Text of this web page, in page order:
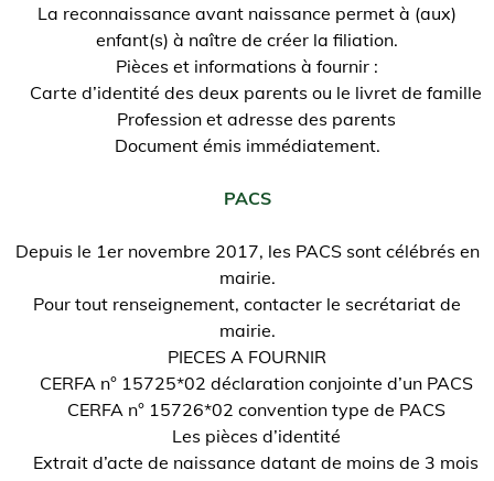
La reconnaissance avant naissance permet à (aux)
enfant(s) à naître de créer la filiation.
Pièces et informations à fournir :
Carte d’identité des deux parents ou le livret de famille
Profession et adresse des parents
Document émis immédiatement.
PACS
Depuis le 1er novembre 2017, les PACS sont célébrés en
mairie.
Pour tout renseignement, contacter le secrétariat de
mairie.
PIECES A FOURNIR
CERFA n° 15725*02 déclaration conjointe d’un PACS
CERFA n° 15726*02 convention type de PACS
Les pièces d’identité
Extrait d’acte de naissance datant de moins de 3 mois